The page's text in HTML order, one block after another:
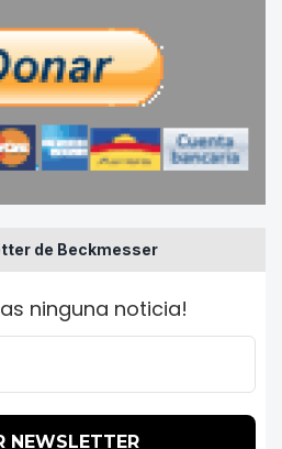
de Beckmesser
ninguna noticia!